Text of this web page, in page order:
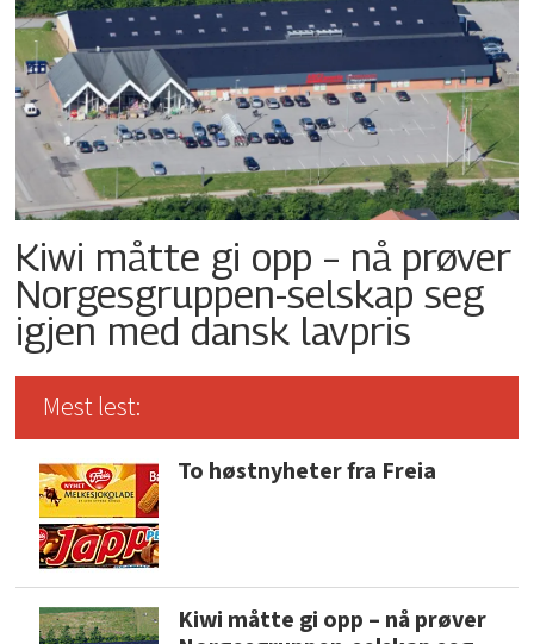
Kiwi måtte gi opp – nå prøver
Norgesgruppen-selskap seg
igjen med dansk lavpris
Mest lest:
To høstnyheter fra Freia
Kiwi måtte gi opp – nå prøver